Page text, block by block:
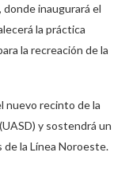
donde inaugurará el
la práctica
la recreación de la
nuevo recinto de la
y sostendrá un
la Línea Noroeste.